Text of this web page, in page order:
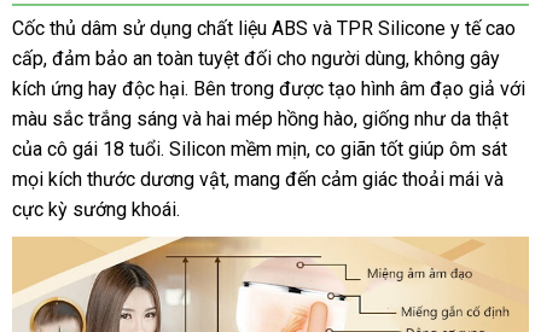
gắn
tường
rung
mạnh
kích
thích
chuẩn
HOT
Cốc thủ dâm sử dụng chất liệu ABS và TPR Silicone y tế cao
cấp, đảm bảo an toàn tuyệt đối cho người dùng, không gây
kích ứng hay độc hại. Bên trong được tạo hình âm đạo giả với
màu sắc trắng sáng và hai mép hồng hào, giống như da thật
của cô gái 18 tuổi. Silicon mềm mịn, co giãn tốt giúp ôm sát
mọi kích thước dương vật, mang đến cảm giác thoải mái và
cực kỳ sướng khoái.